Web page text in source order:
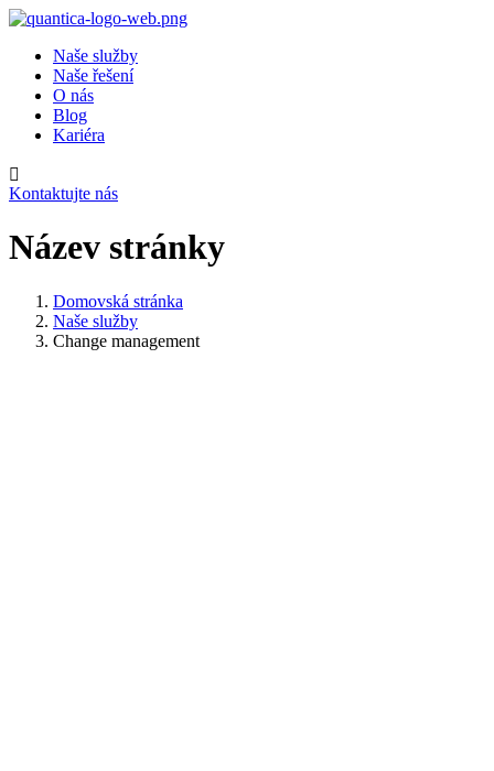
Naše služby
Naše řešení
O nás
Blog
Kariéra
Kontaktujte nás
Název stránky
Domovská stránka
Naše služby
Change management